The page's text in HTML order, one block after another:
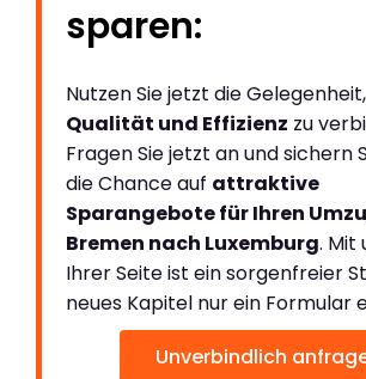
sparen:
Nutzen Sie jetzt die Gelegenheit,
Qualität und Effizienz zu
Fragen Sie jetzt an und sichern
die Chance auf attraktive
Sparangebote für Ihren
Bremen nach Luxemburg. Mit
Ihrer Seite ist ein sorgenfreier
neues Kapitel nur ein Formular
Unverbindlich